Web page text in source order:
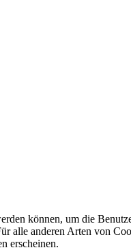
können, um die
alle anderen Arten von
erscheinen.